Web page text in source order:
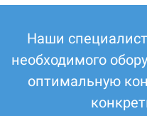
Наши
необходимого
оптимальную